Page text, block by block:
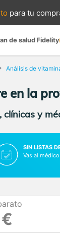
para tu
de salud Fidelity
Análisis de
en la
y
SIN LISTAS
Vas al